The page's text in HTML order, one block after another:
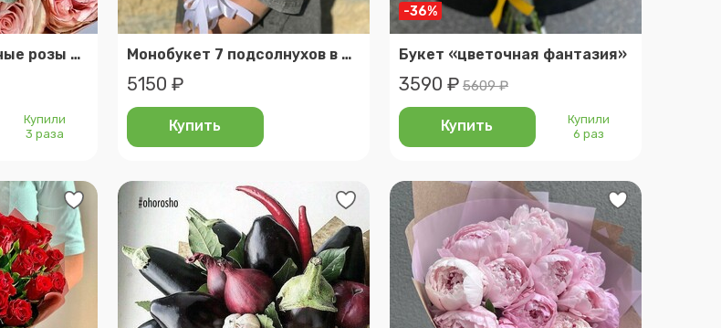
Нежные пионовидные розы кахала. 7шт.
Купили
3 раза
Монобукет 7 подсолнухов в дизайнерской упаковке (e025)
5150 ₽
Купить
-36%
Букет «цветочная фантазия»
3590 ₽ 5609 ₽
Купить
Купили
6 раз